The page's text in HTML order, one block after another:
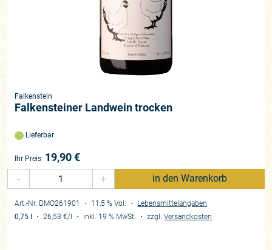
Falkenstein
Falkensteiner Landwein trocken
Lieferbar
Ihr Preis 19,90€
-
+ in den Warenkorb
Art.-Nr. DMO261901 ・ 11,5 % Vol. ・ Lebensmittelangaben
0,75 l
・26,53 €/l ・ inkl. 19 % MwSt. ・zzgl.Versandkosten